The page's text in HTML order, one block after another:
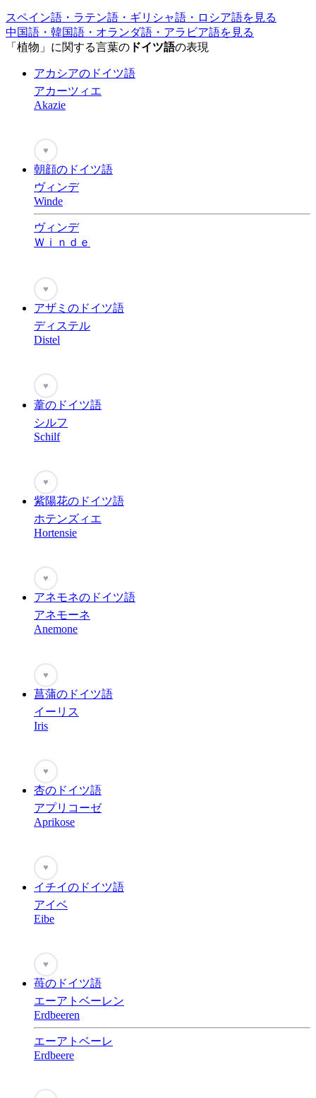
スペイン語・ラテン語・ギリシャ語・ロシア語を見る
中国語・韓国語・オランダ語・アラビア語を見る
「植物」に関する言葉の ドイツ語の表現
アカシアのドイツ語
アカーツィエ
Akazie
♥
朝顔のドイツ語
ヴィンデ
Winde
ヴィンデ
Ｗｉｎｄｅ
♥
アザミのドイツ語
ディステル
Distel
♥
葦のドイツ語
シルフ
Schilf
♥
紫陽花のドイツ語
ホテンズィエ
Hortensie
♥
アネモネのドイツ語
アネモーネ
Anemone
♥
菖蒲のドイツ語
イーリス
Iris
♥
杏のドイツ語
アプリコーゼ
Aprikose
♥
イチイのドイツ語
アイベ
Eibe
♥
苺のドイツ語
エーアトベーレン
Erdbeeren
エーアトベーレ
Erdbeere